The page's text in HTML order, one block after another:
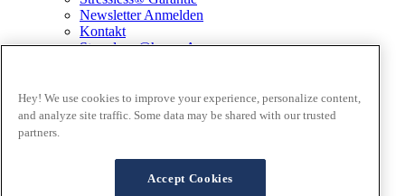
Newsletter Anmelden
Kontakt
Stressless @home App
Ekornes Media Portal
Geschäftsbedingungen
Cookies
FAQ Lieferung and Rücksendungen
Hey! We use cookies to improve your experience, personalize content,
and analyze site traffic. Some data may be shared with our trusted
partners.
Accept Cookies